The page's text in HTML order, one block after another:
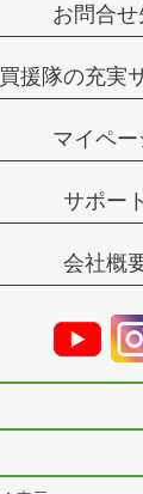
お問合せ
買援隊の充実
マイペー
サポート
会社概